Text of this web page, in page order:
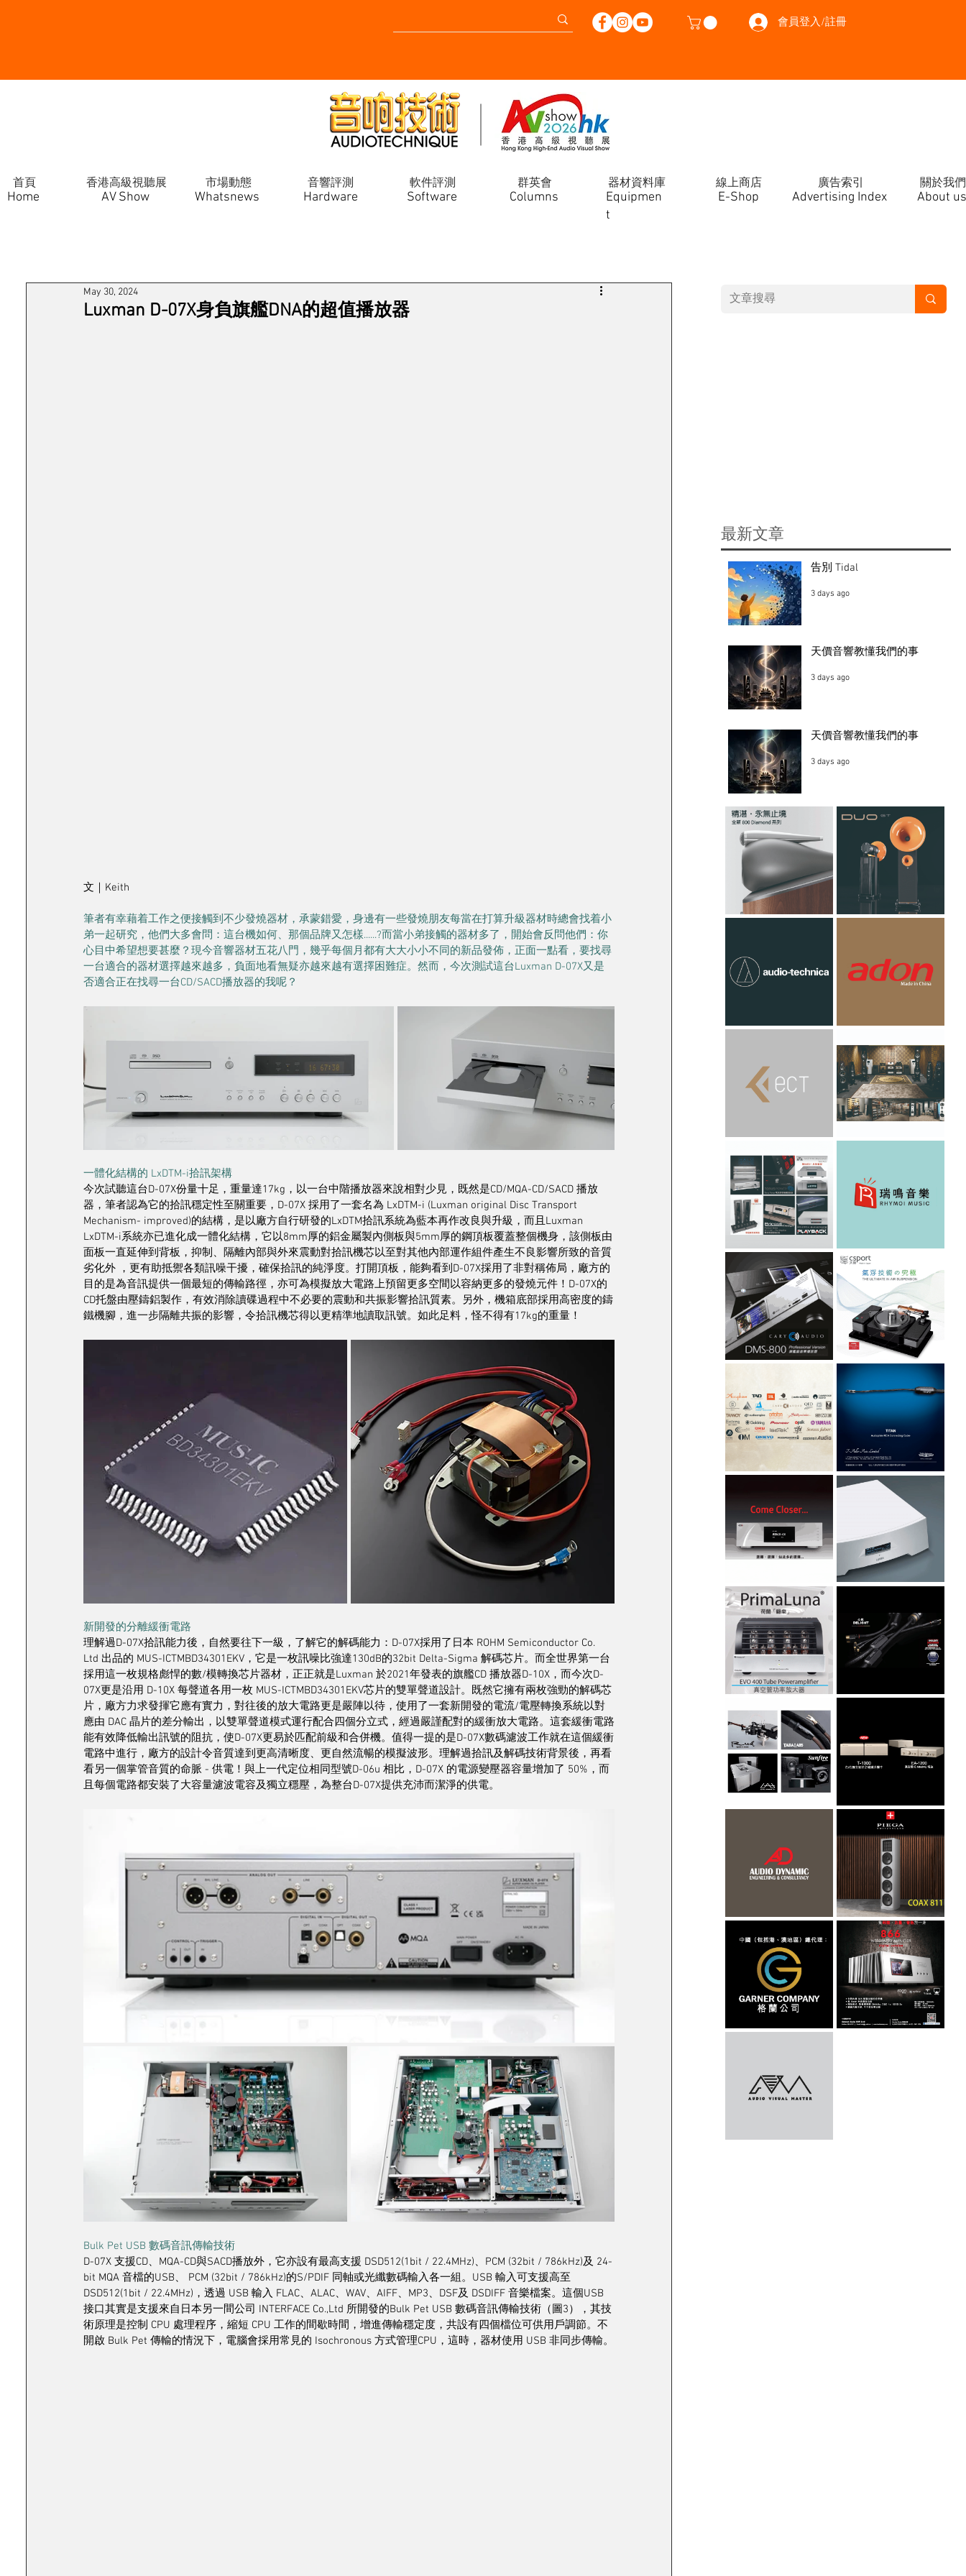
會員登入/註冊
Home
首頁 香港高級視聽展 市場動態 音響評測 軟件評測 群英會 器材資料庫 線上商店 廣告索引 關於我們
AV Show Whatsnews Hardware Software
Equipmen
t
E-Shop
Columns About us
Advertising Index
Luxman D-07X身負旗艦DNA的超值播放器
May 30, 2024
文｜Keith
筆者有幸藉着工作之便接觸到不少發燒器材，承蒙錯愛，身邊有一些發燒朋友每當在打算升級器材時總會找着小
弟一起研究，他們大多會問：這台機如何、那個品牌又怎樣......?而當小弟接觸的器材多了，開始會反問他們：你
心目中希望想要甚麼？現今音響器材五花八門，幾乎每個月都有大大小小不同的新品發佈，正面一點看，要找尋
一台適合的器材選擇越來越多，負面地看無疑亦越來越有選擇困難症。然而，今次測試這台Luxman D-07X又是
否適合正在找尋一台CD/SACD播放器的我呢？
一體化結構的 LxDTM-i拾訊架構
今次試聽這台D-07X份量十足，重量達17kg，以一台中階播放器來說相對少見，既然是CD/MQA-CD/SACD 播放
器，筆者認為它的拾訊穩定性至關重要，D-07X 採用了一套名為 LxDTM-i (Luxman original Disc Transport
Mechanism- improved)的結構，是以廠方自行研發的LxDTM拾訊系統為藍本再作改良與升級，而且Luxman
LxDTM-i系統亦已進化成一體化結構，它以8mm厚的鋁金屬製內側板與5mm厚的鋼頂板覆蓋整個機身，該側板由
面板一直延伸到背板，抑制、隔離內部與外來震動對拾訊機芯以至對其他內部運作組件產生不良影響所致的音質
劣化外 ，更有助抵禦各類訊噪干擾，確保拾訊的純淨度。打開頂板，能夠看到D-07X採用了非對稱佈局，廠方的
目的是為音訊提供一個最短的傳輸路徑，亦可為模擬放大電路上預留更多空間以容納更多的發燒元件！D-07X的
CD托盤由壓鑄鋁製作，有效消除讀碟過程中不必要的震動和共振影響拾訊質素。另外，機箱底部採用高密度的鑄
鐵機腳，進一步隔離共振的影響，令拾訊機芯得以更精準地讀取訊號。如此足料，怪不得有17kg的重量！
新開發的分離緩衝電路
理解過D-07X拾訊能力後，自然要往下一級，了解它的解碼能力：D-07X採用了日本 ROHM Semiconductor Co.
Ltd 出品的 MUS-ICTMBD34301EKV，它是一枚訊噪比強達130dB的32bit Delta-Sigma 解碼芯片。而全世界第一台
採用這一枚規格彪悍的數/模轉換芯片器材，正正就是Luxman 於2021年發表的旗艦CD 播放器D-10X，而今次D-
07X更是沿用 D-10X 每聲道各用一枚 MUS-ICTMBD34301EKV芯片的雙單聲道設計。既然它擁有兩枚強勁的解碼芯
片，廠方力求發揮它應有實力，對往後的放大電路更是嚴陣以待，使用了一套新開發的電流/電壓轉換系統以對
應由 DAC 晶片的差分輸出，以雙單聲道模式運行配合四個分立式，經過嚴謹配對的緩衝放大電路。這套緩衝電路
能有效降低輸出訊號的阻抗，使D-07X更易於匹配前級和合併機。值得一提的是D-07X數碼濾波工作就在這個緩衝
電路中進行，廠方的設計令音質達到更高清晰度、更自然流暢的模擬波形。理解過拾訊及解碼技術背景後，再看
看另一個掌管音質的命脈 - 供電！與上一代定位相同型號D-06u 相比，D-07X 的電源變壓器容量增加了 50%，而
且每個電路都安裝了大容量濾波電容及獨立穩壓，為整台D-07X提供充沛而潔淨的供電。
Bulk Pet USB 數碼音訊傳輸技術
D-07X 支援CD、MQA-CD與SACD播放外，它亦設有最高支援 DSD512(1bit / 22.4MHz)、PCM (32bit / 786kHz)及 24-
bit MQA 音檔的USB、 PCM (32bit / 786kHz)的S/PDIF 同軸或光纖數碼輸入各一組。USB 輸入可支援高至
DSD512(1bit / 22.4MHz)，透過 USB 輸入 FLAC、ALAC、WAV、AIFF、MP3、DSF及 DSDIFF 音樂檔案。這個USB
接口其實是支援來自日本另一間公司 INTERFACE Co.,Ltd 所開發的Bulk Pet USB 數碼音訊傳輸技術（圖3），其技
術原理是控制 CPU 處理程序，縮短 CPU 工作的間歇時間，增進傳輸穩定度，共設有四個檔位可供用戶調節。不
開啟 Bulk Pet 傳輸的情況下，電腦會採用常見的 Isochronous 方式管理CPU，這時，器材使用 USB 非同步傳輸。
​最新文章
告別 Tidal
3 days ago
天價音響教懂我們的事
3 days ago
天價音響教懂我們的事
3 days ago